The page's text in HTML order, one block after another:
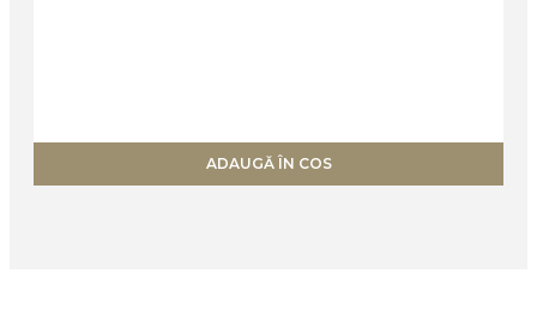
ADAUGĂ ÎN COS